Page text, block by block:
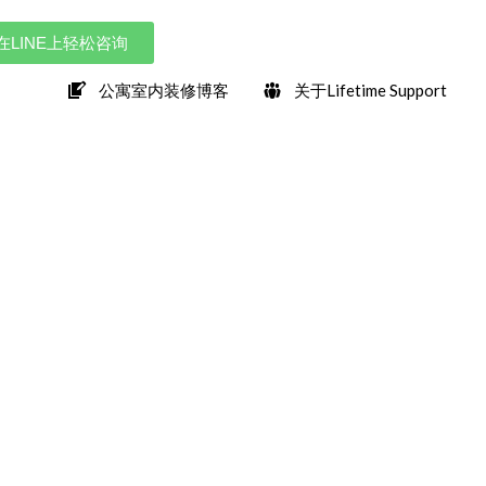
LINE上轻松咨询
公寓室内装修博客 关于Lifetime Support